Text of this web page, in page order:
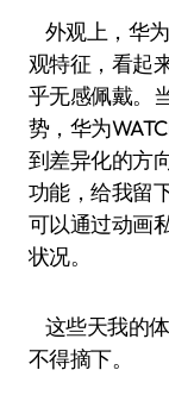
外观上，华
观特征，看起
乎无感佩戴。
势，华为
到差异化的方
功能，给我留
可以通过动画
状况。
这些天我的
不得摘下。